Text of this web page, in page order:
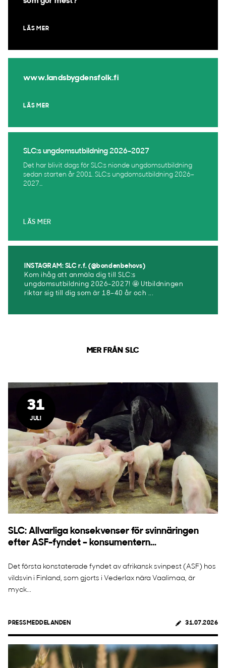
LÄS MER
www.landsbygdensfolk.fi
LÄS MER
SLC:s ungdomsutbildning 2026–2027
Det har blivit dags för SLC:s nionde ungdomsutbildning
sedan starten år 2001. SLC:s ungdomsutbildning 2026–
2027...
LÄS MER
INSTAGRAM: SLC r.f. (@bondenbehovs)
Kom ihåg att anmäla dig till SLC:s
ungdomsutbildning 2026-2027! 🤩 Utbildningen
riktar sig till dig som är 18–40 år och ...
MER FRÅN SLC
31
JULI
SLC: Allvarliga konsekvenser för svinnäringen
efter ASF-fyndet – konsumentern...
Det första konstaterade fyndet av afrikansk svinpest (ASF) hos
vildsvin i Finland, som gjorts i Vederlax nära Vaalimaa, är
myck...
PRESSMEDDELANDEN 31.07.2026